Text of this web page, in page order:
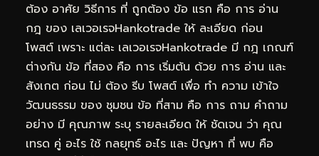
ต้อง อาศัย วิธีการ ที่ ถูกต้อง ข้อ แรก คือ การ อ่าน
กฎ ของ เลเวอเรจHankotrade ให้ ละเอียด ก่อน
โพสต์ เพราะ แต่ละ เลเวอเรจHankotrade มี กฎ เกณฑ์
ต่างกัน ข้อ ที่สอง คือ การ เริ่มต้น ด้วย การ อ่าน และ
สังเกต ก่อน ไม่ ต้อง รีบ โพสต์ เพื่อ ทำ ความ เข้าใจ
วัฒนธรรม ของ ชุมชน ข้อ ที่สาม คือ การ ถาม คำถาม
อย่าง มี คุณภาพ ระบุ รายละเอียด ให้ ชัดเจน ว่า คุณ
เทรด คู่ อะไร ใช้ กลยุทธ์ อะไร และ ปัญหา ที่ พบ คือ